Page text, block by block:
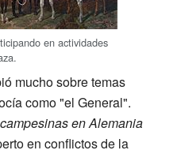
en actividades
mucho sobre temas
como "el General".
en Alemania
en conflictos de la